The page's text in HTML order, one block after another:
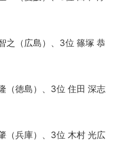
之（広島）、3位 篠塚 恭
（徳島）、3位 住田 深志
（兵庫）、3位 木村 光広